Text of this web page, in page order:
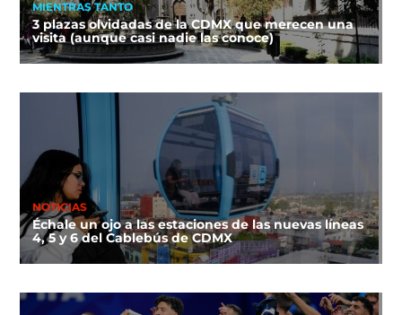
MIENTRAS TANTO
3 plazas olvidadas de la CDMX que merecen una
visita (aunque casi nadie las conoce)
NOTICIAS
Échale un ojo a las estaciones de las nuevas líneas
4, 5 y 6 del Cablebús de CDMX